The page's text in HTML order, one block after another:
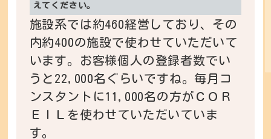
えてください。
施設系では約460経営しており、その
内約400の施設で使わせていただいて
います。お客様個人の登録者数でい
うと22,000名ぐらいですね。毎月コ
ンスタントに11,000名の方がＣＯＲ
ＥＩＬを使わせていただいていま
す。